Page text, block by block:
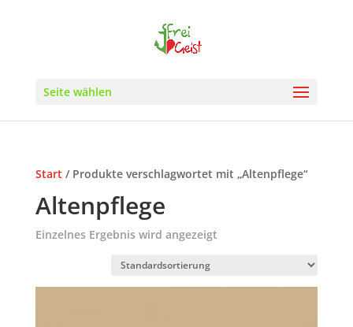
Seite wählen
Start / Produkte verschlagwortet mit „Altenpflege“
Altenpflege
Einzelnes Ergebnis wird angezeigt